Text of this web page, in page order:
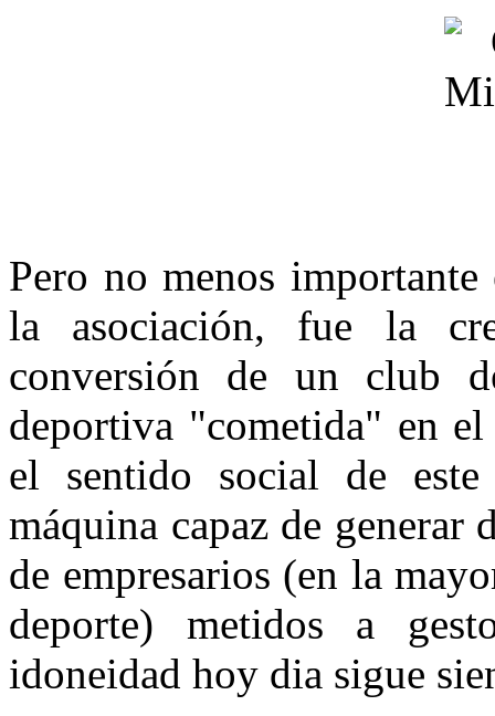
Pero no menos
la asociación, fue la
conversión de un club
deportiva "cometida" en
el sentido social de
máquina capaz de
de empresarios (en la
deporte) metidos a
idoneidad hoy dia sigue